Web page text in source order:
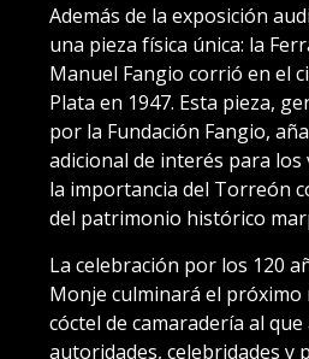
Además de la exposición
una pieza física única: la
Manuel Fangio corrió en el
Plata en 1947. Esta pieza,
por la Fundación Fangio,
adicional de interés para
la importancia del Torreón
del patrimonio histórico
La celebración por los 120
Monje culminará el próximo
cóctel de camaradería al
autoridades, celebridades y